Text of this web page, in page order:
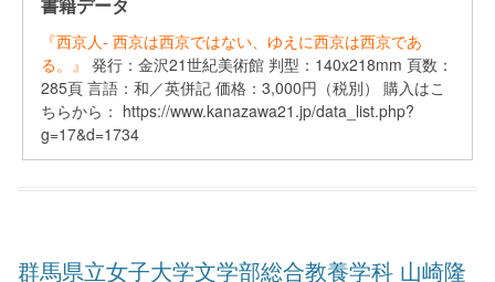
『西京人- 西京は西京ではない、ゆえに西京は西京であ
る。』 発行：金沢21世紀美術館 判型：140x218mm 頁数：
285頁 言語：和／英併記 価格：3,000円（税別） 購入はこ
ちらから： https://www.kanazawa21.jp/data_list.php?
g=17&d=1734
群馬県立女子大学文学部総合教養学科 山崎隆